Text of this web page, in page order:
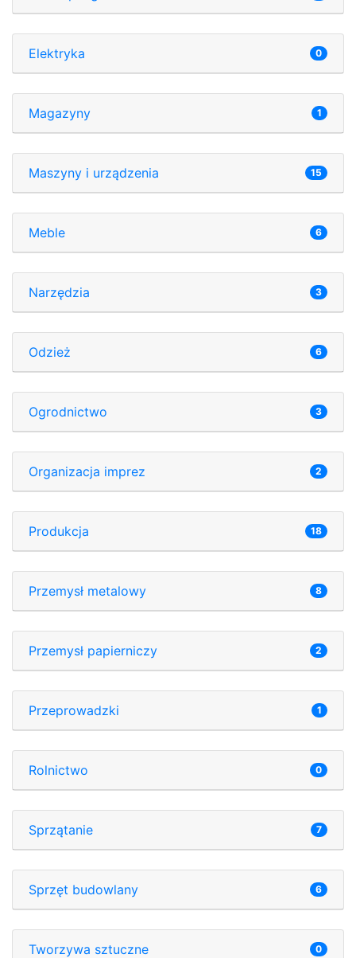
Elektryka 0
Magazyny 1
Maszyny i urządzenia 15
Meble 6
Narzędzia 3
Odzież 6
Ogrodnictwo 3
Organizacja imprez 2
Produkcja 18
Przemysł metalowy 8
Przemysł papierniczy 2
Przeprowadzki 1
Rolnictwo 0
Sprzątanie 7
Sprzęt budowlany 6
Tworzywa sztuczne 0